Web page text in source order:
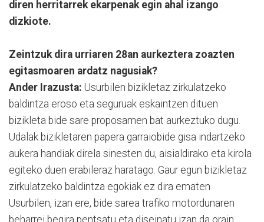
diren herritarrek ekarpenak egin ahal izango
dizkiote.
Zeintzuk dira urriaren 28an aurkeztera zoazten
egitasmoaren ardatz nagusiak?
Ander Irazusta: Usurbilen bizikletaz zirkulatzeko
baldintza eroso eta seguruak eskaintzen dituen
bizikleta bide sare proposamen bat aurkeztuko dugu.
Udalak bizikletaren papera garraiobide gisa indartzeko
aukera handiak direla sinesten du, aisialdirako eta kirola
egiteko duen erabileraz haratago. Gaur egun bizikletaz
zirkulatzeko baldintza egokiak ez dira ematen
Usurbilen, izan ere, bide sarea trafiko motordunaren